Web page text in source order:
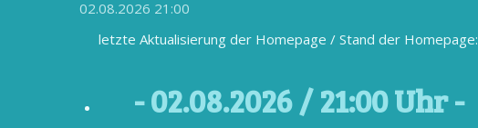
02.08.2026 21:00
letzte Aktualisierung der Homepage / Stand der Homepage:
- 02.08.2026 / 21:00 Uhr -